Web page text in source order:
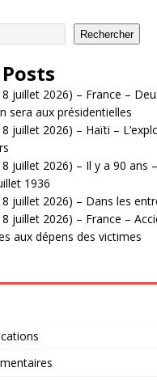
Rechercher
juillet 2026) – France –
sera aux présidentielles
juillet 2026) – Haïti –
juillet 2026) – Il y a 90 ans
1936
juillet 2026) – Dans les
juillet 2026) – France –
aux dépens des victimes